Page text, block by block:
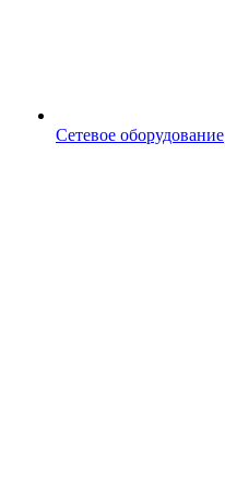
Сетевое оборудование